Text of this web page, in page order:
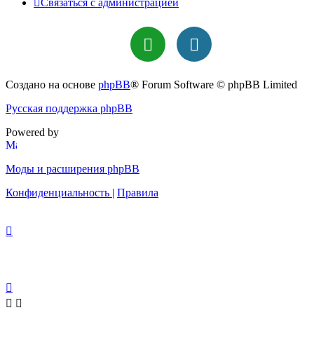
Создано на основе phpBB® Forum Software © phpBB Limited
Русская поддержка phpBB
Powered by
Моды и расширения phpBB
Конфиденциальность | Правила